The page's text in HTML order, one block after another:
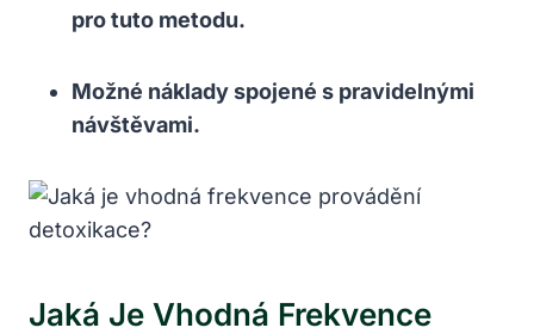
pro tuto metodu.
Možné náklady spojené s pravidelnými
návštěvami.
Jaká Je Vhodná Frekvence